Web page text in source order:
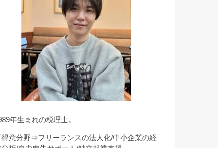
年生まれの税理士。
得意分野⇒フリーランスの法人化/中小企業の経